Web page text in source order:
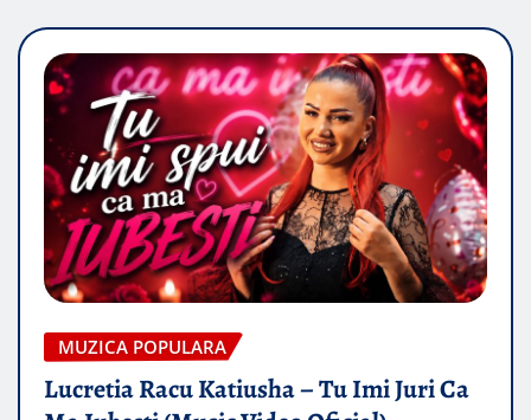
MUZICA POPULARA
Lucretia Racu Katiusha – Tu Imi Juri Ca